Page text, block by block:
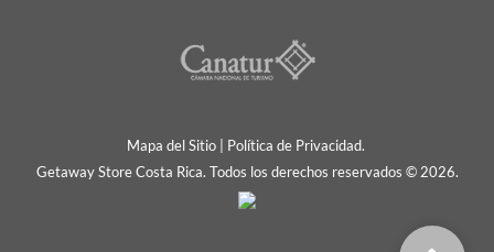
Mapa del Sitio| Política de Privacidad.
Getaway Store Costa Rica. Todos los derechos reservados © 2026.